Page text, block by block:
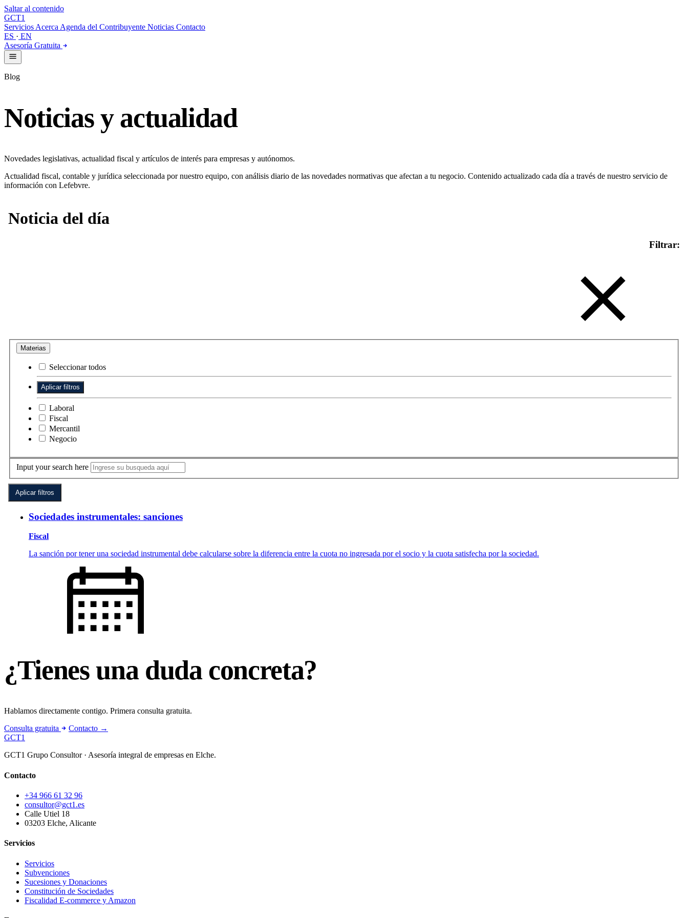
Saltar al contenido
GCT1
Servicios Acerca Agenda del Contribuyente Noticias Contacto
ES · EN
Asesoría Gratuita
Blog
Noticias y actualidad
Novedades legislativas, actualidad fiscal y artículos de interés para empresas y autónomos.
Actualidad fiscal, contable y jurídica seleccionada por nuestro equipo, con análisis diario de las novedades normativas que afectan a tu negocio. Contenido actualizado cada día a través de nuestro servicio de
información con Lefebvre.
¿Tienes una duda concreta?
Hablamos directamente contigo. Primera consulta gratuita.
Consulta gratuita
Contacto →
GCT1
GCT1 Grupo Consultor · Asesoría integral de empresas en Elche.
Contacto
+34 966 61 32 96
consultor@gct1.es
Calle Utiel 18
03203 Elche, Alicante
Servicios
Servicios
Subvenciones
Sucesiones y Donaciones
Constitución de Sociedades
Fiscalidad E-commerce y Amazon